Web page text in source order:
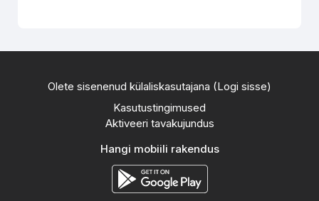
Olete sisenenud külaliskasutajana (Logi sisse)
Kasutustingimused
Aktiveeri tavakujundus
Hangi mobiili rakendus